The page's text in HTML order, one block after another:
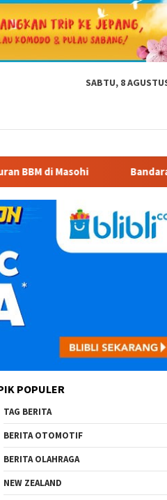
SABTU, 8
Bandara Pattimura Kenalkan
POPULER
TAG BERITA
BERITA OTOMOTIF
BERITA OLAHRAGA
NEW ZEALAND